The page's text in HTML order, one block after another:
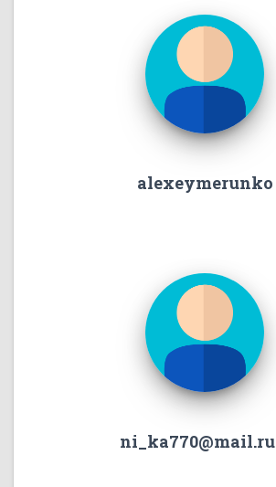
alexeymerunko
ni_ka770@mail.ru